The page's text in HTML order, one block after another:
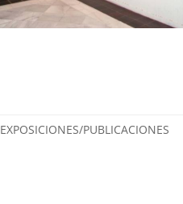
EXPOSICIONES/PUBLICACIONES